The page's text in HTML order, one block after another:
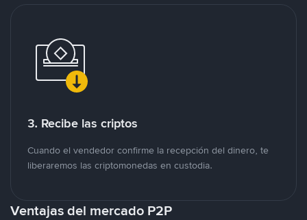
3. Recibe las criptos
Cuando el vendedor confirme la recepción del dinero, te
liberaremos las criptomonedas en custodia.
Ventajas del mercado P2P